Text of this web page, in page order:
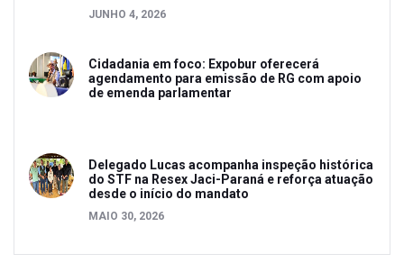
JUNHO 4, 2026
Cidadania em foco: Expobur oferecerá
agendamento para emissão de RG com apoio
de emenda parlamentar
Delegado Lucas acompanha inspeção histórica
do STF na Resex Jaci-Paraná e reforça atuação
desde o início do mandato
MAIO 30, 2026